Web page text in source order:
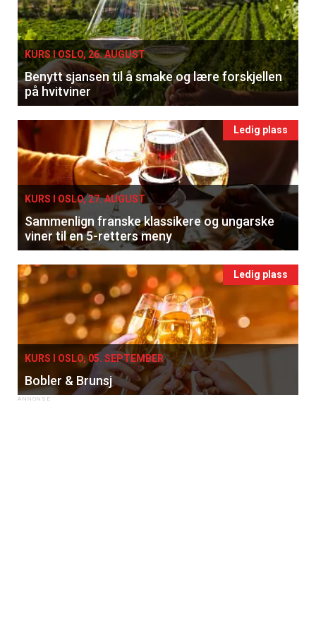
KURS I OSLO, 26. AUGUST
Benytt sjansen til å smake og lære forskjellen
på hvitviner
Ledig plass
KURS I OSLO, 27. AUGUST
Sammenlign franske klassikere og ungarske
viner til en 5-retters meny
Ledig plass
KURS I OSLO, 05. SEPTEMBER
Bobler & Brunsj